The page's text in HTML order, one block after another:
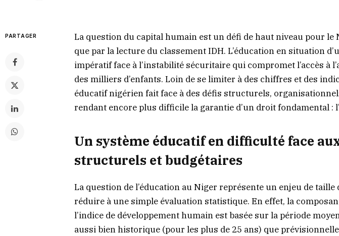
PARTAGER
La question du capital humain est un défi de haut niveau pour le
que par la lecture du classement IDH. L’éducation en situation
impératif face à l’instabilité sécuritaire qui compromet l’accès à
des milliers d’enfants. Loin de se limiter à des chiffres et des
éducatif nigérien fait face à des défis structurels,
rendant encore plus difficile la garantie d’un droit fondamental :
Un système éducatif en difficulté face
structurels et budgétaires
La question de l’éducation au Niger représente un enjeu de taille
réduire à une simple évaluation statistique. En effet, la
l’indice de développement humain est basée sur la période
aussi bien historique (pour les plus de 25 ans) que